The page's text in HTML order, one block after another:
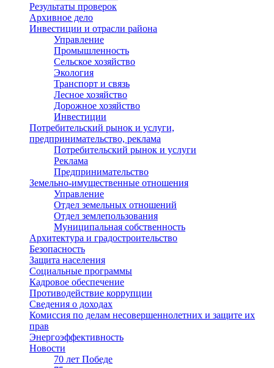
Результаты проверок
Архивное дело
Инвестиции и отрасли района
Управление
Промышленность
Сельское хозяйство
Экология
Транспорт и связь
Лесное хозяйство
Дорожное хозяйство
Инвестиции
Потребительский рынок и услуги,
предпринимательство, реклама
Потребительский рынок и услуги
Реклама
Предпринимательство
Земельно-имущественные отношения
Управление
Отдел земельных отношений
Отдел землепользования
Муниципальная собственность
Архитектура и градостроительство
Безопасность
Защита населения
Социальные программы
Кадровое обеспечение
Противодействие коррупции
Сведения о доходах
Комиссия по делам несовершеннолетних и защите их
прав
Энергоэффективность
Новости
70 лет Победе